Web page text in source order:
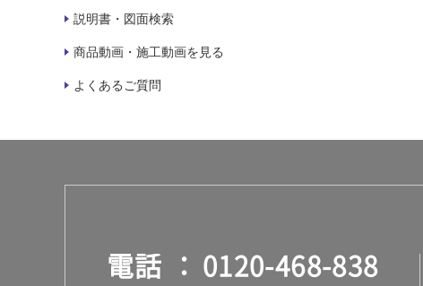
説明書・図面検索
商品動画・施工動画を見る
よくあるご質問
電話 0120-468-838